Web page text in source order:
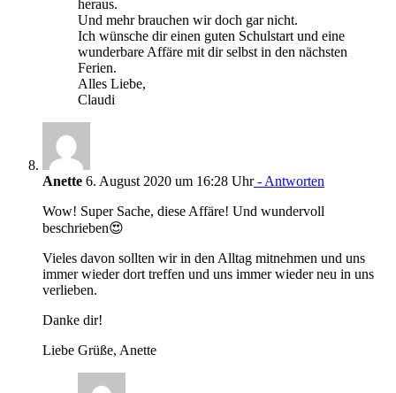
heraus.
Und mehr brauchen wir doch gar nicht.
Ich wünsche dir einen guten Schulstart und eine
wunderbare Affäre mit dir selbst in den nächsten
Ferien.
Alles Liebe,
Claudi
Anette 6. August 2020 um 16:28 Uhr- Antworten
Wow! Super Sache, diese Affäre! Und wundervoll
beschrieben😍
Vieles davon sollten wir in den Alltag mitnehmen und uns
immer wieder dort treffen und uns immer wieder neu in uns
verlieben.
Danke dir!
Liebe Grüße, Anette